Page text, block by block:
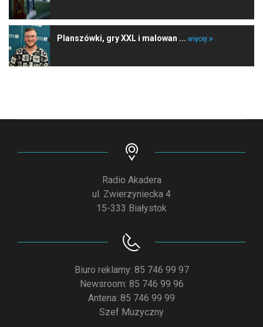
Planszówki, gry XXL i malowan ... więcej
Radio Akadera
ul. Zwierzyniecka 4
15-333 Białystok
Biuro reklamy: 85 746 99 97
Newsroom: 85 746 99 96
Antena: 85 746 99 99
Szef Muzyczny